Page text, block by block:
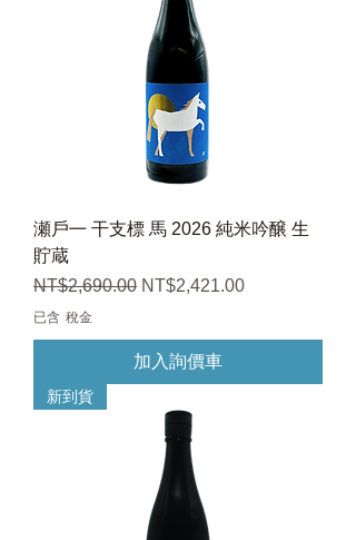
瀬戶㇐ 干支標 馬 2026 純米吟醸 生
貯蔵
一般價格
NT$2,690.00 促銷價格
NT$2,421.00
已含 稅金
加入詢價車
新到貨